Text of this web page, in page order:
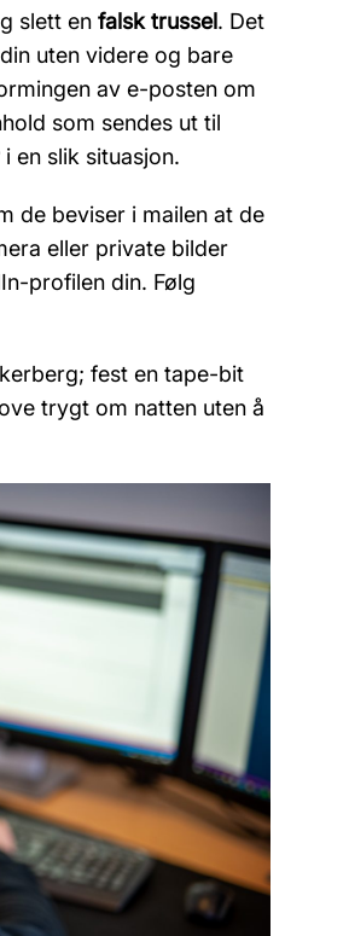
slett en falsk trussel. Det
uten videre og bare
av e-posten om
som sendes ut til
i en slik situasjon.
de beviser i mailen at de
eller private bilder
profilen din. Følg
fest en tape-bit
trygt om natten uten å